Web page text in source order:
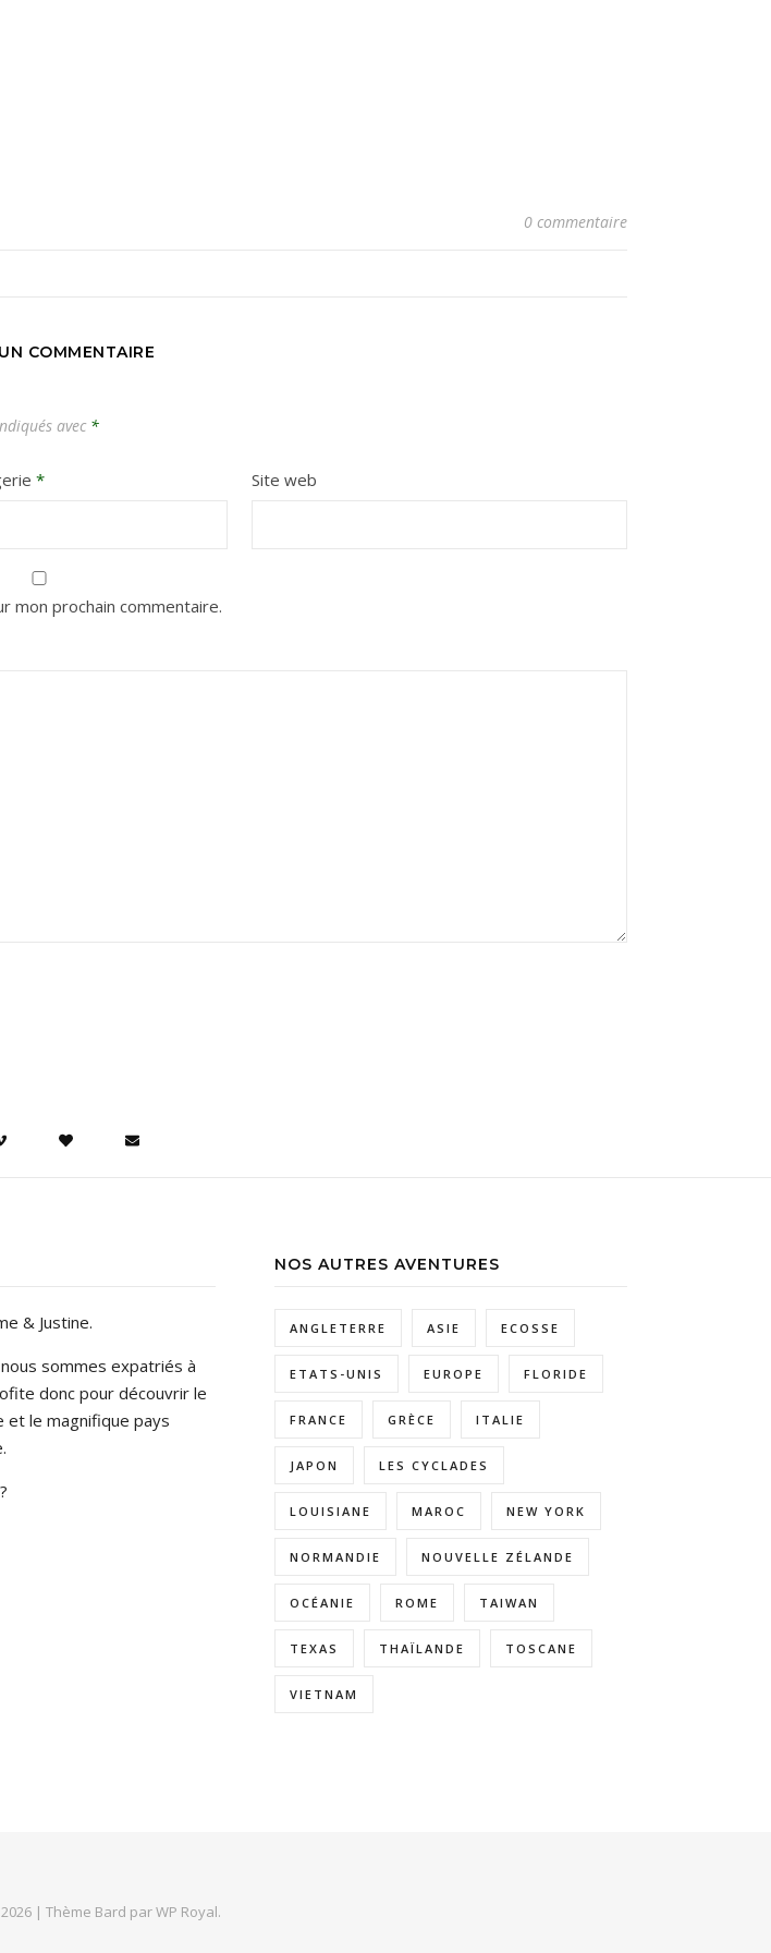
0 commentaire
COMMENTAIRE
avec *
* Site web
mon prochain commentaire.
& Justine.
sommes expatriés à
donc pour découvrir le
et le magnifique pays
NOS AUTRES AVENTURES
ANGLETERRE ASIE ECOSSE
ETATS-UNIS EUROPE FLORIDE
FRANCE GRÈCE ITALIE
JAPON LES CYCLADES
LOUISIANE MAROC NEW YORK
NORMANDIE NOUVELLE ZÉLANDE
OCÉANIE ROME TAIWAN
TEXAS THAÏLANDE TOSCANE
VIETNAM
| Thème Bard parWP Royal.